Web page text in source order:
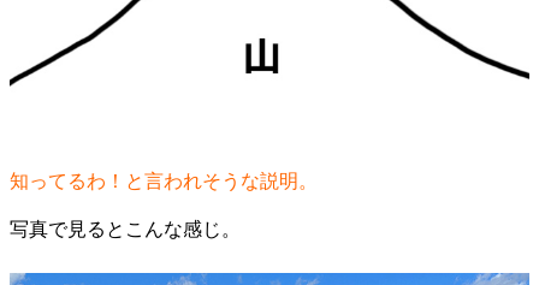
知ってるわ！と言われそうな説明。
写真で見るとこんな感じ。